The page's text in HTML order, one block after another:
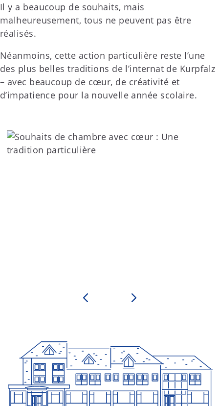
Il y a beaucoup de souhaits, mais
malheureusement, tous ne peuvent pas être
réalisés.
Néanmoins, cette action particulière reste l’une
des plus belles traditions de l’internat de Kurpfalz
– avec beaucoup de cœur, de créativité et
d’impatience pour la nouvelle année scolaire.